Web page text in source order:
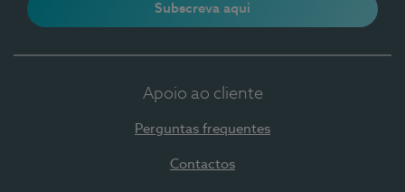
Subscreva aqui
Apoio ao cliente
Perguntas frequentes
Contactos